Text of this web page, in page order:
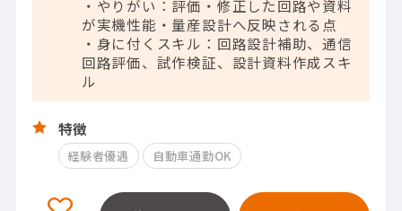
・やりがい：評価・修正した回路や資料
が実機性能・量産設計へ反映される点
・身に付くスキル：回路設計補助、通信
回路評価、試作検証、設計資料作成スキ
ル
特徴
経験者優遇 自動車通勤OK